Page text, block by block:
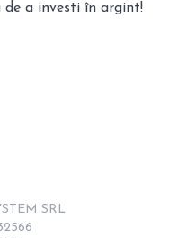
a investi în argint!
SRL